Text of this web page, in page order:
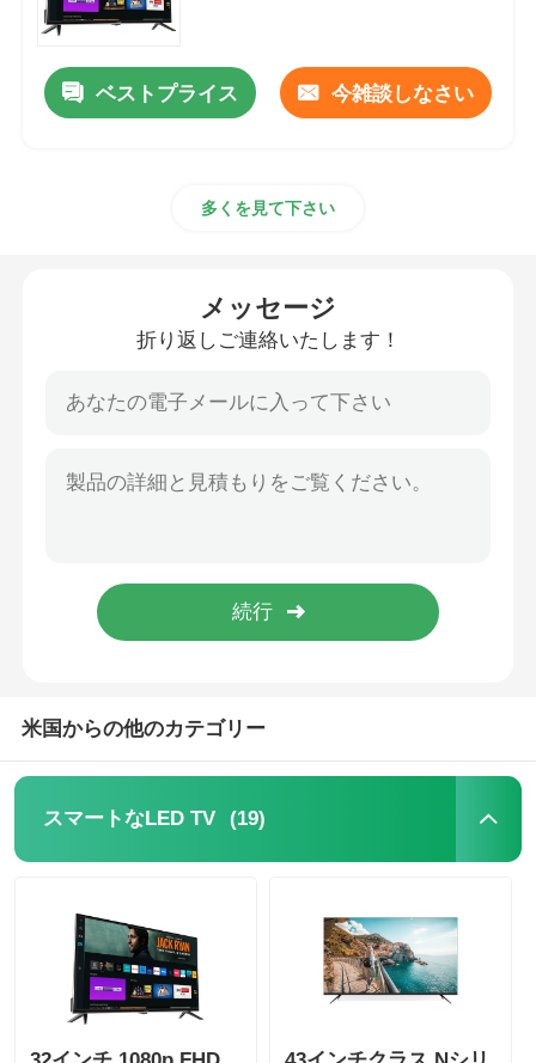
ベストプライス 今雑談しなさい
多くを見て下さい
メッセージ
折り返しご連絡いたします！
米国からの他のカテゴリー
スマートなLED TV (19)